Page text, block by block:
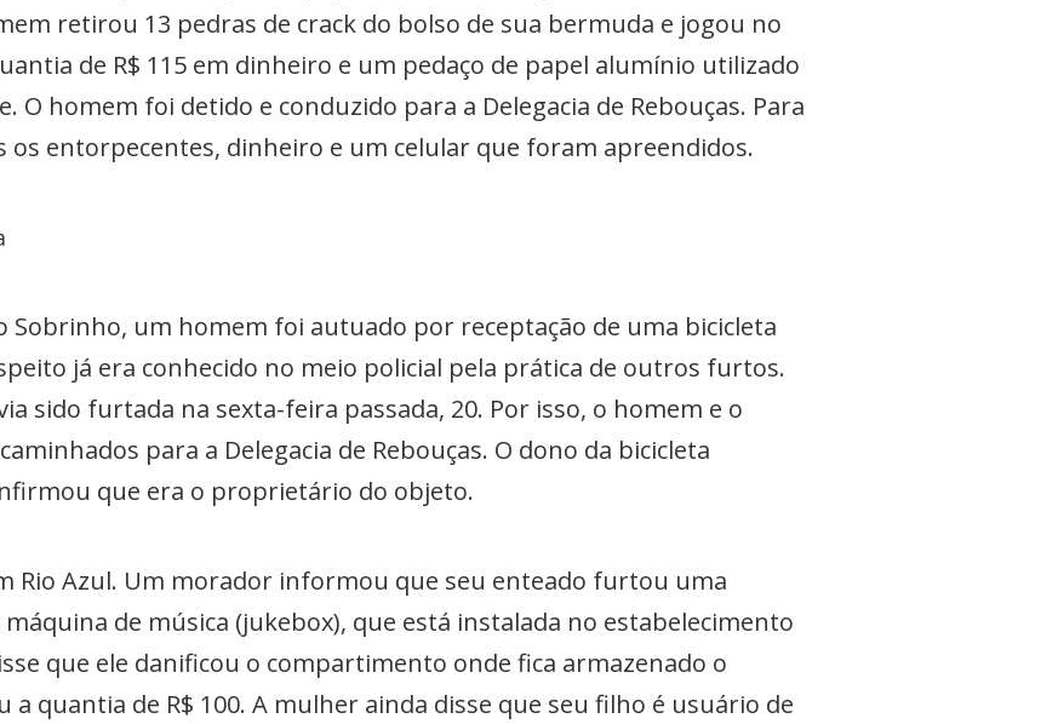
retirou 13 pedras de crack do bolso de sua bermuda e jogou no
de R$ 115 em dinheiro e um pedaço de papel alumínio utilizado
O homem foi detido e conduzido para a Delegacia de Rebouças. Para
os entorpecentes, dinheiro e um celular que foram apreendidos.
Sobrinho, um homem foi autuado por receptação de uma bicicleta
já era conhecido no meio policial pela prática de outros furtos.
sido furtada na sexta-feira passada, 20. Por isso, o homem e o
para a Delegacia de Rebouças. O dono da bicicleta
que era o proprietário do objeto.
Rio Azul. Um morador informou que seu enteado furtou uma
de música (jukebox), que está instalada no estabelecimento
que ele danificou o compartimento onde fica armazenado o
quantia de R$ 100. A mulher ainda disse que seu filho é usuário de